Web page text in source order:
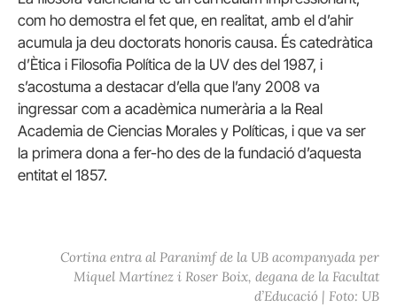
com ho demostra el fet que, en realitat, amb el d’ahir
acumula ja deu doctorats honoris causa. És catedràtica
d’Ètica i Filosofia Política de la UV des del 1987, i
s’acostuma a destacar d’ella que l’any 2008 va
ingressar com a acadèmica numerària a la Real
Academia de Ciencias Morales y Políticas, i que va ser
la primera dona a fer-ho des de la fundació d’aquesta
entitat el 1857.
Cortina entra al Paranimf de la UB acompanyada per
Miquel Martínez i Roser Boix, degana de la Facultat
d’Educació | Foto: UB